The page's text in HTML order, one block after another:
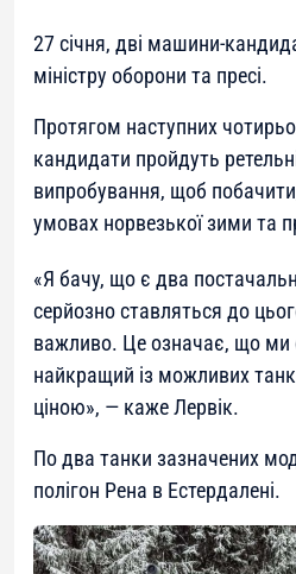
27 січня, дві машини-
міністру оборони та пресі.
Протягом наступних
кандидати пройдуть
випробування, щоб
умовах норвезької зими та
«Я бачу, що є два
серйозно ставляться до
важливо. Це означає, що
найкращий із можливих
ціною», — каже Лервік.
По два танки зазначених
полігон Рена в Естердалені.